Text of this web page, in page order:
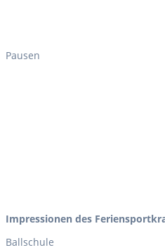
Pausen
Impressionen des
Ballschule